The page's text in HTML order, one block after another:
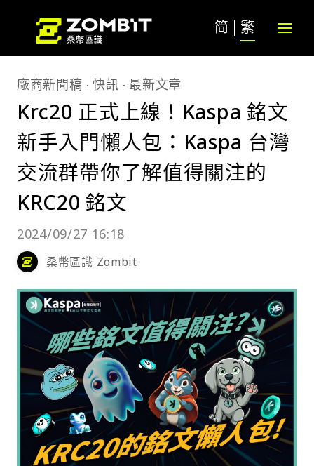
简 繁
廠商新聞稿 快訊 最新文章
Krc20 正式上線！Kaspa 銘文
新手入門懶人包：Kaspa 台灣
交流群帶你了解值得關注的
KRC20 銘文
2024/09/27 16:18
桑幣區識 Zombit